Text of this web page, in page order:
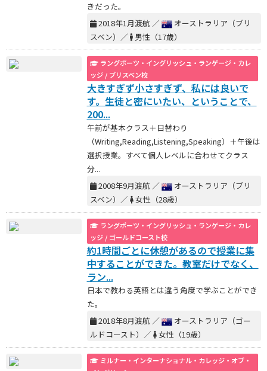
きだった。
2018年1月渡航 ／
オーストラリア（ブリ
スベン）／ 男性（17歳）
ラングポーツ・イングリッシュ・ランゲージ・カレ
ッジ / ブリスベン校
大きすぎず小さすぎず、私には良いで
す。生徒と密にいたい、ということで、
200...
午前が基本クラス＋日替わり
（Writing,Reading,Listening,Speaking）＋午後は
選択授業。すべて個人レベルに合わせてクラス
分...
2008年9月渡航 ／
オーストラリア（ブリ
スベン）／ 女性（28歳）
ラングポーツ・イングリッシュ・ランゲージ・カレ
ッジ / ゴールドコースト校
約1時間ごとに休憩があるので授業に集
中することができた。教室だけでなく、
ラン...
日本で教わる英語とは違う角度で学ぶことができ
た。
2018年8月渡航 ／
オーストラリア（ゴー
ルドコースト）／ 女性（19歳）
ミルナー・インターナショナル・カレッジ・オブ・